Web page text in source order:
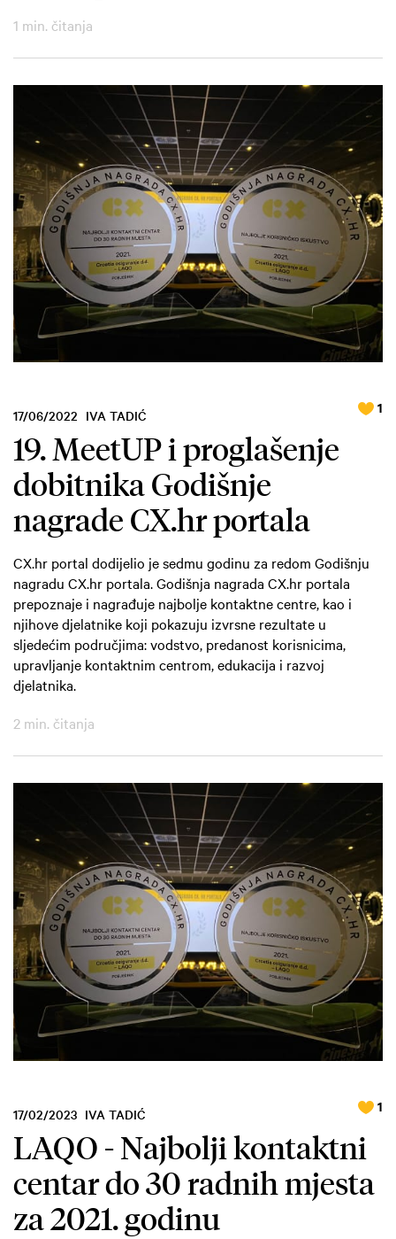
1 min. čitanja
17/06/2022 IVA TADIĆ
19. MeetUP i proglašenje
dobitnika Godišnje
nagrade CX.hr portala
1
CX.hr portal dodijelio je sedmu godinu za redom Godišnju
nagradu CX.hr portala. Godišnja nagrada CX.hr portala
prepoznaje i nagrađuje najbolje kontaktne centre, kao i
njihove djelatnike koji pokazuju izvrsne rezultate u
sljedećim područjima: vodstvo, predanost korisnicima,
upravljanje kontaktnim centrom, edukacija i razvoj
djelatnika.
2 min. čitanja
17/02/2023 IVA TADIĆ
LAQO - Najbolji kontaktni
centar do 30 radnih mjesta
za 2021. godinu
1